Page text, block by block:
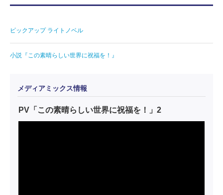
ピックアップ ライトノベル
小説『この素晴らしい世界に祝福を！』
メディアミックス情報
PV「この素晴らしい世界に祝福を！」2